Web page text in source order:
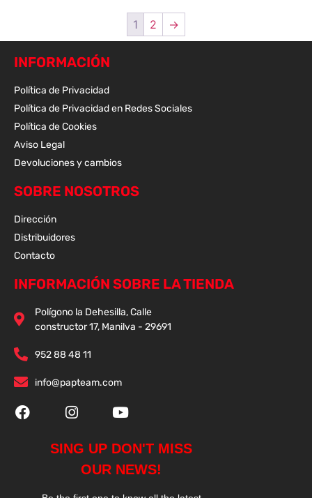
1 2 →
INFORMACIÓN
Política de Privacidad
Política de Privacidad en Redes Sociales
Política de Cookies
Aviso Legal
Devoluciones y cambios
SOBRE NOSOTROS
Dirección
Distribuidores
Contacto
INFORMACIÓN SOBRE LA TIENDA
Polígono la Dehesilla, Calle
constructor 17, Manilva - 29691
952 88 48 11
info@papteam.com